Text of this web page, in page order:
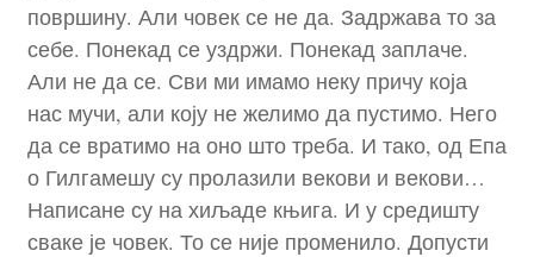
површину. Али човек се не да. Задржава то за
себе. Понекад се уздржи. Понекад заплаче.
Али не да се. Сви ми имамо неку причу која
нас мучи, али коју не желимо да пустимо. Него
да се вратимо на оно што треба. И тако, од Епа
о Гилгамешу су пролазили векови и векови…
Написане су на хиљаде књига. И у средишту
сваке је човек. То се није променило. Допусти